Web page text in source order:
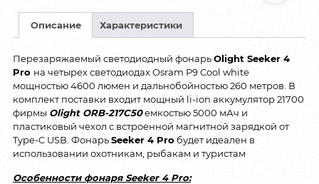
Описание Характеристики
Перезаряжаемый светодиодный фонарьOlight Seeker 4
Pro на четырех светодиодах Osram P9 Cool white
мощностью 4600 люмен и дальнобойностью 260 метров. В
комплект поставки входит мощный li-ion аккумулятор 21700
фирмы Olight ORB-217C50емкостью 5000 мАч и
пластиковый чехол с встроенной магнитной зарядкой от
Type-C USB. ФонарьSeeker 4 Pro будет идеален в
использовании охотникам, рыбакам и туристам
Особенности фонаря Seeker 4 Pro: